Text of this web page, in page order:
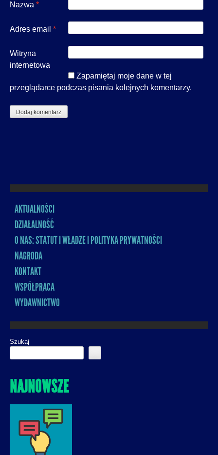
Nazwa *
Adres email *
Witryna
internetowa
Zapamiętaj moje dane w tej
przeglądarce podczas pisania kolejnych komentarzy.
MENU
AKTUALNOŚCI
DZIAŁALNOŚĆ
O NAS: STATUT I WŁADZE I POLITYKA PRYWATNOŚCI
NAGRODA
KONTAKT
WSPÓŁPRACA
WYDAWNICTWO
Szukaj
NAJNOWSZE